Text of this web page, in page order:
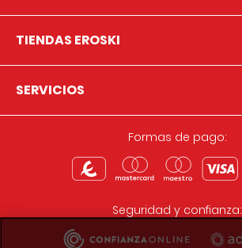
TIENDAS EROSKI
SERVICIOS
Formas de pago:
Seguridad y confianza: